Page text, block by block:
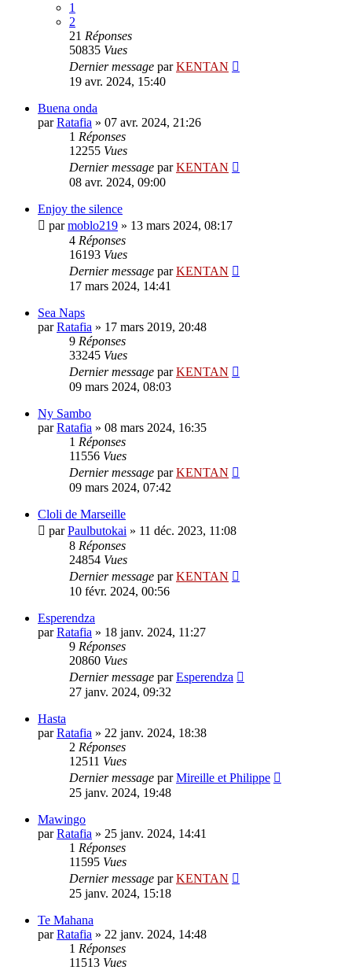
1
2
21 Réponses
50835 Vues
Dernier message parKENTAN
19 avr. 2024, 15:40
Buena onda
parRatafia » 07 avr. 2024, 21:26
1 Réponses
12255 Vues
Dernier message parKENTAN
08 avr. 2024, 09:00
Enjoy the silence
parmoblo219 » 13 mars 2024, 08:17
4 Réponses
16193 Vues
Dernier message parKENTAN
17 mars 2024, 14:41
Sea Naps
parRatafia » 17 mars 2019, 20:48
9 Réponses
33245 Vues
Dernier message parKENTAN
09 mars 2024, 08:03
Ny Sambo
parRatafia » 08 mars 2024, 16:35
1 Réponses
11556 Vues
Dernier message parKENTAN
09 mars 2024, 07:42
Cloli de Marseille
parPaulbutokai » 11 déc. 2023, 11:08
8 Réponses
24854 Vues
Dernier message parKENTAN
10 févr. 2024, 00:56
Esperendza
parRatafia » 18 janv. 2024, 11:27
9 Réponses
20860 Vues
Dernier message parEsperendza
27 janv. 2024, 09:32
Hasta
parRatafia » 22 janv. 2024, 18:38
2 Réponses
12511 Vues
Dernier message parMireille et Philippe
25 janv. 2024, 19:48
Mawingo
parRatafia » 25 janv. 2024, 14:41
1 Réponses
11595 Vues
Dernier message parKENTAN
25 janv. 2024, 15:18
Te Mahana
parRatafia » 22 janv. 2024, 14:48
1 Réponses
11513 Vues